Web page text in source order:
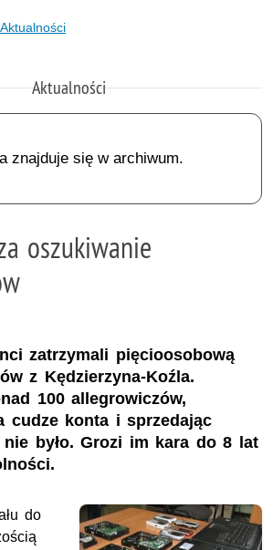
Aktualności
Aktualności
znajduje się w archiwum.
oszukiwanie
zatrzymali pięcioosobową
z Kędzierzyna-Koźla.
100 allegrowiczów,
cudze konta i sprzedając
było. Grozi im kara do 8 lat
do